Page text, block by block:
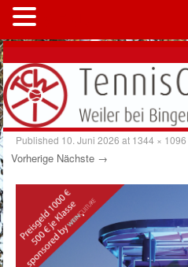
Published 10. Juni 2026 at 1344 × 1096
Vorherige Nächste →